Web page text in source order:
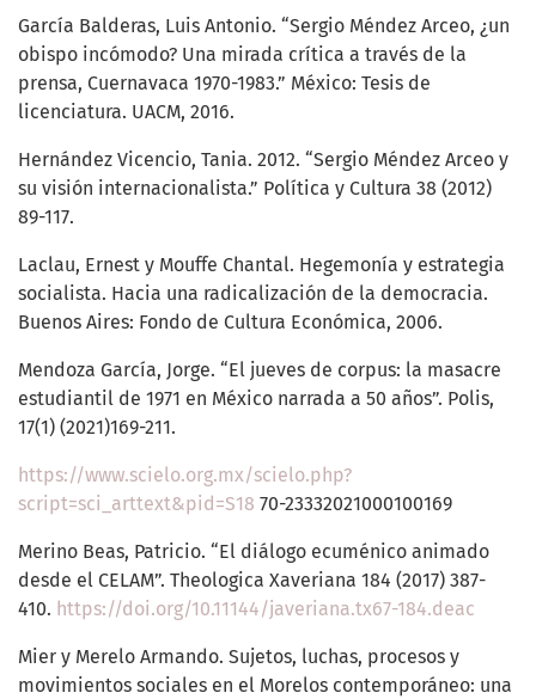
García Balderas, Luis Antonio. “Sergio Méndez Arceo, ¿un
obispo incómodo? Una mirada crítica a través de la
prensa, Cuernavaca 1970-1983.” México: Tesis de
licenciatura. UACM, 2016.
Hernández Vicencio, Tania. 2012. “Sergio Méndez Arceo y
su visión internacionalista.” Política y Cultura 38 (2012)
89-117.
Laclau, Ernest y Mouffe Chantal. Hegemonía y estrategia
socialista. Hacia una radicalización de la democracia.
Buenos Aires: Fondo de Cultura Económica, 2006.
Mendoza García, Jorge. “El jueves de corpus: la masacre
estudiantil de 1971 en México narrada a 50 años”. Polis,
17(1) (2021)169-211.
https://www.scielo.org.mx/scielo.php?
script=sci_arttext&pid=S18 70-23332021000100169
Merino Beas, Patricio. “El diálogo ecuménico animado
desde el CELAM”. Theologica Xaveriana 184 (2017) 387-
410. https://doi.org/10.11144/javeriana.tx67-184.deac
Mier y Merelo Armando. Sujetos, luchas, procesos y
movimientos sociales en el Morelos contemporáneo: una